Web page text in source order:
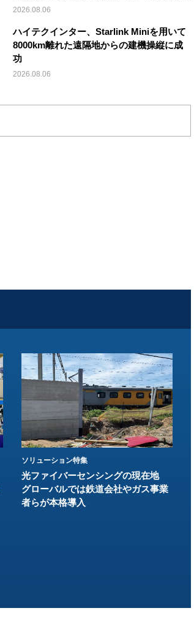
2026.08.06
ハイテクインター、Starlink Miniを用いて
8000km離れた遠隔地からの建機操縦に成
功
2026.08.06
ソリューション特集
光ファイバーセンシングの現在地
グローバルでは鉄道会社やガス事業
者らが本格導入